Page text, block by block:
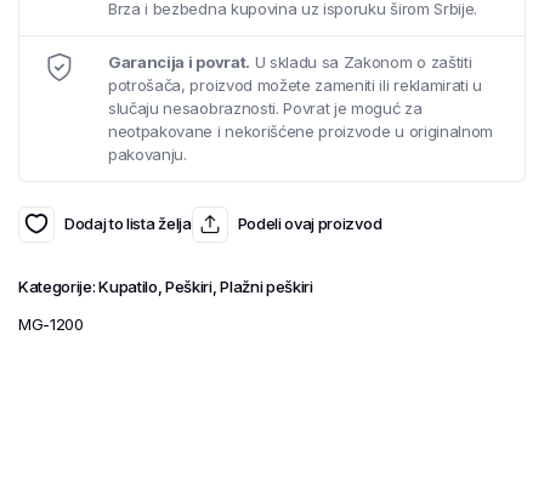
Brza i bezbedna kupovina uz isporuku širom Srbije.
Garancija i povrat. U skladu sa Zakonom o zaštiti
potrošača, proizvod možete zameniti ili reklamirati u
slučaju nesaobraznosti. Povrat je moguć za
neotpakovane i nekorišćene proizvode u originalnom
pakovanju.
Dodaj to lista želja Podeli ovaj proizvod
Kategorije:Kupatilo Peškiri,Plažni peškiri
MG-1200